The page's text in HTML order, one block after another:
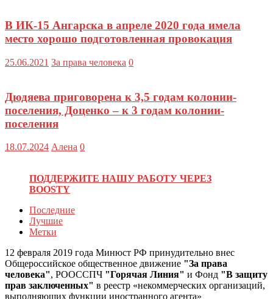
В ИК-15 Ангарска в апреле 2020 года имела
место хорошо подготовленная провокация
25.06.2021 За права человека 0
Дюдяева приговорена к 3,5 годам колонии-
поселения, Доценко – к 3 годам колонии-
поселения
18.07.2024 Алена 0
ПОДДЕРЖИТЕ НАШУ РАБОТУ ЧЕРЕЗ
BOOSTY
Последние
Лучшие
Метки
12 февраля 2019 года Минюст РФ принудительно внес
Общероссийское общественное движение "За права
человека", РООССПЧ "Горячая Линия" и Фонд "В защиту
прав заключенных" в реестр «некоммерческих организаций,
выполняющих функции иностранного агента»